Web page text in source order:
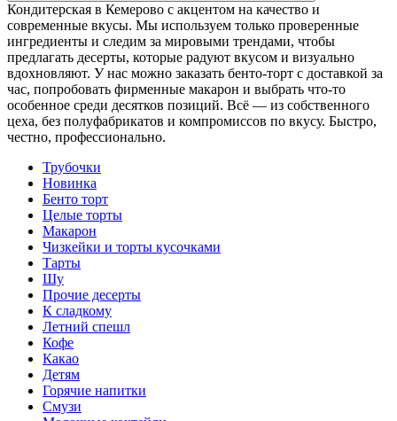
Кондитерская в Кемерово с акцентом на качество и
современные вкусы. Мы используем только проверенные
ингредиенты и следим за мировыми трендами, чтобы
предлагать десерты, которые радуют вкусом и визуально
вдохновляют. У нас можно заказать бенто-торт с доставкой за
час, попробовать фирменные макарон и выбрать что-то
особенное среди десятков позиций. Всё — из собственного
цеха, без полуфабрикатов и компромиссов по вкусу. Быстро,
честно, профессионально.
Трубочки
Новинка
Бенто торт
Целые торты
Макарон
Чизкейки и торты кусочками
Тарты
Шу
Прочие десерты
К сладкому
Летний спешл
Кофе
Какао
Детям
Горячие напитки
Смузи